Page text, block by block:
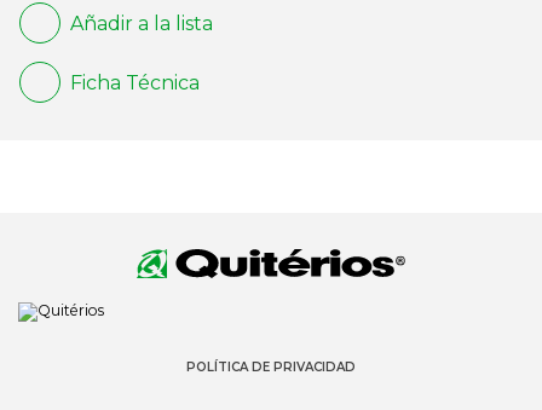
Añadir a la lista
Ficha Técnica
POLÍTICA DE PRIVACIDAD